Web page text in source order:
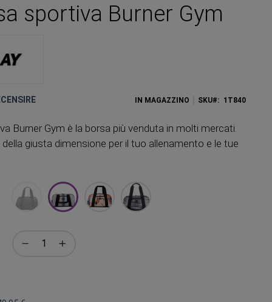
sportiva Burner Gym
IN MAGAZZINO SKU 1T840
Burner Gym è la borsa più venduta in molti mercati.
giusta dimensione per il tuo allenamento e le tue